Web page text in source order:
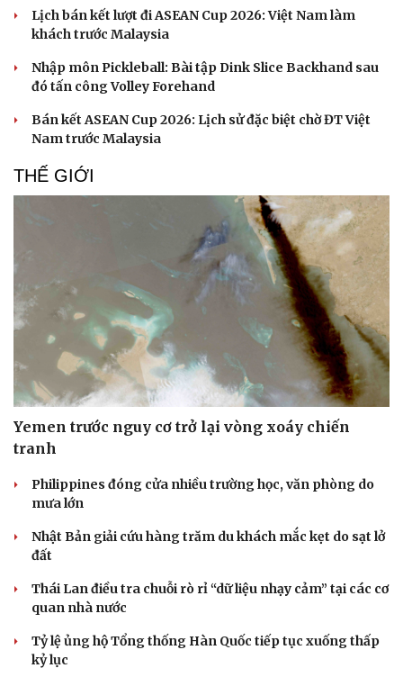
Lịch bán kết lượt đi ASEAN Cup 2026: Việt Nam làm
khách trước Malaysia
Nhập môn Pickleball: Bài tập Dink Slice Backhand sau
đó tấn công Volley Forehand
Bán kết ASEAN Cup 2026: Lịch sử đặc biệt chờ ĐT Việt
Nam trước Malaysia
THẾ GIỚI
Yemen trước nguy cơ trở lại vòng xoáy chiến
tranh
Philippines đóng cửa nhiều trường học, văn phòng do
mưa lớn
Nhật Bản giải cứu hàng trăm du khách mắc kẹt do sạt lở
đất
Thái Lan điều tra chuỗi rò rỉ “dữ liệu nhạy cảm” tại các cơ
quan nhà nước
Tỷ lệ ủng hộ Tổng thống Hàn Quốc tiếp tục xuống thấp
kỷ lục